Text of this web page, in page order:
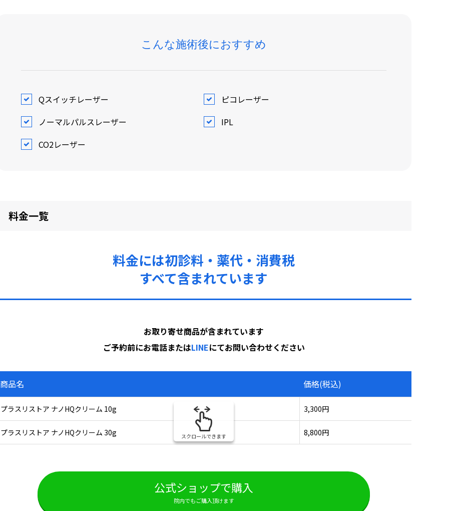
こんな施術後におすすめ
Qスイッチレーザー
ピコレーザー
ノーマルパルスレーザー
IPL
CO2レーザー
料金一覧
料金には初診料・薬代・消費税
すべて含まれています
お取り寄せ商品が含まれています
ご予約前にお電話またはLINEにてお問い合わせください
商品名 価格(税込)
プラスリストア ナノHQクリーム 10g 3,300円
プラスリストア ナノHQクリーム 30g 8,800円
スクロールできます
公式ショップで購入
院内でもご購入頂けます